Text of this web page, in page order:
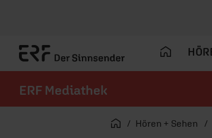
ERF Mediathek
Startseite
Hören + Sehen